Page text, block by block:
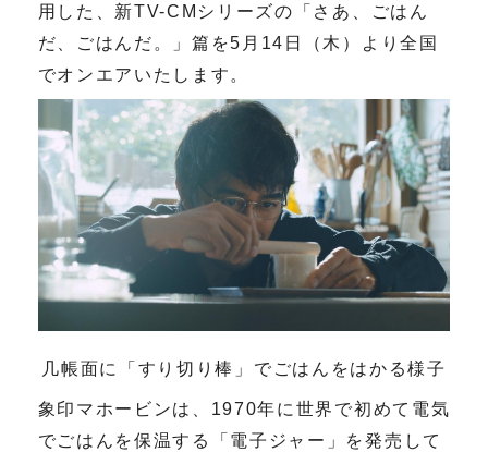
用した、新TV-CMシリーズの「さあ、ごはん
だ、ごはんだ。」篇を5月14日（木）より全国
でオンエアいたします。
几帳面に「すり切り棒」でごはんをはかる様子
象印マホービンは、 1970年に世界で初めて電気
でごはんを保温する「電子ジャー」を発売して